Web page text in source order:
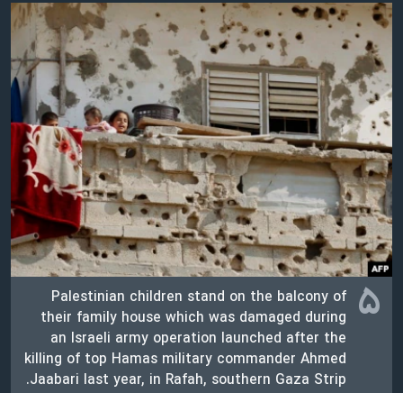
۵ Palestinian children stand on the balcony of
their family house which was damaged during
an Israeli army operation launched after the
killing of top Hamas military commander Ahmed
Jaabari last year, in Rafah, southern Gaza Strip.